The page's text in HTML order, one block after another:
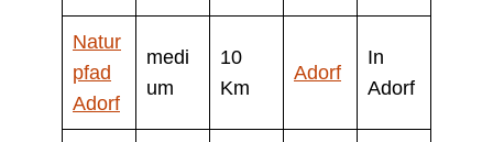
Natur
pfad
Adorf
medi
um
10
Km
Adorf
In
Adorf